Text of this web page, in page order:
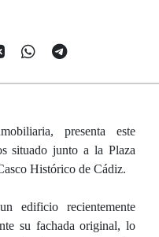
presenta este
situado junto a la Plaza
Histórico de Cádiz.
edificio recientemente
su fachada original, lo